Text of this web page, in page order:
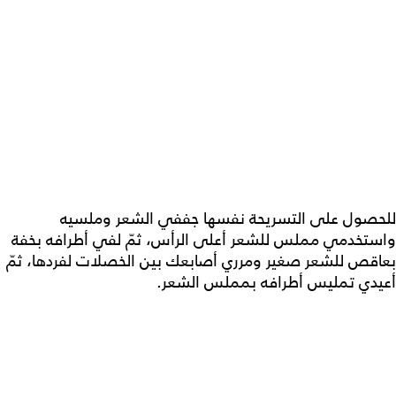
للحصول على التسريحة نفسها جففي الشعر وملسيه
واستخدمي مملس للشعر أعلى الرأس، ثمّ لفي أطرافه بخفة
بعاقص للشعر صغير ومرري أصابعك بين الخصلات لفردها، ثمّ
أعيدي تمليس أطرافه بمملس الشعر.